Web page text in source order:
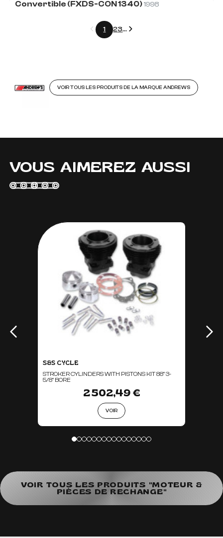
Convertible (FXDS-CON 1340) 1998
Précédent
1 23... Suivant
VOIR TOUS LES PRODUITS DE LA MARQUE ANDREWS
VOUS AIMEREZ AUSSI
S&S CYCLE
STROKER CYLINDERS WITH PISTONS KIT 88" 3-
5/8" BORE
2 502,49 €
VOIR
VOIR TOUS LES PRODUITS "MOTEUR &
PIÈCES DE RECHANGE"